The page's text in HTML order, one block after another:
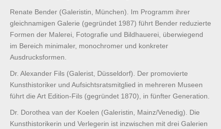
Renate Bender (Galeristin, München). Im Programm ihrer
gleichnamigen Galerie (gegründet 1987) führt Bender reduzierte
Formen der Malerei, Fotografie und Bildhauerei, überwiegend
im Bereich minimaler, monochromer und konkreter
Ausdrucksformen.
Dr. Alexander Fils (Galerist, Düsseldorf). Der promovierte
Kunsthistoriker und Aufsichtsratsmitglied in mehreren Museen
führt die Art Edition-Fils (gegründet 1870), in fünfter Generation.
Dr. Dorothea van der Koelen (Galeristin, Mainz/Venedig). Die
Kunsthistorikerin und Verlegerin ist inzwischen mit drei Galerien